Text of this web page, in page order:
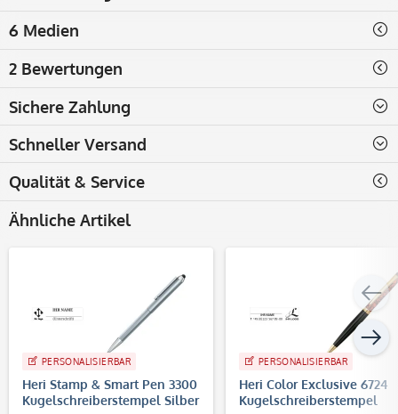
6 Medien
2 Bewertungen
Sichere Zahlung
Schneller Versand
Qualität & Service
Ähnliche Artikel
PERSONALISIERBAR
Heri Stamp & Smart Pen 3300
Kugelschreiberstempel Silber
PERSONALISIERBAR
Heri Color Exclusive 6724
Kugelschreiberstempel